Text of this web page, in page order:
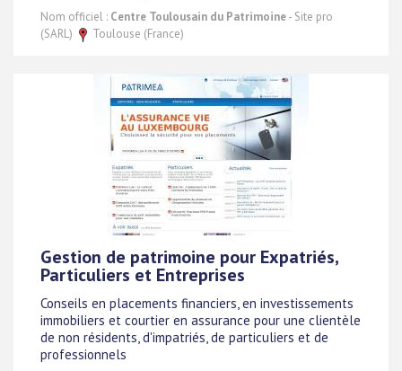
Nom officiel : Centre Toulousain du Patrimoine- Site pro
(SARL)
Toulouse (France)
Gestion de patrimoine pour Expatriés,
Particuliers et Entreprises
Conseils en placements financiers, en investissements
immobiliers et courtier en assurance pour une clientèle
de non résidents, d'impatriés, de particuliers et de
professionnels